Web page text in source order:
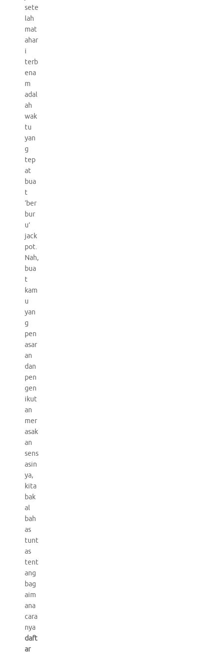
sete
lah
mat
ahar
i
terb
ena
m
adal
ah
wak
tu
yan
g
tep
at
bua
t
‘ber
bur
u’
jack
pot.
Nah,
bua
t
kam
u
yan
g
pen
asar
an
dan
pen
gen
ikut
an
mer
asak
an
sens
asin
ya,
kita
bak
al
bah
as
tunt
as
tent
ang
bag
aim
ana
cara
nya
daft
ar